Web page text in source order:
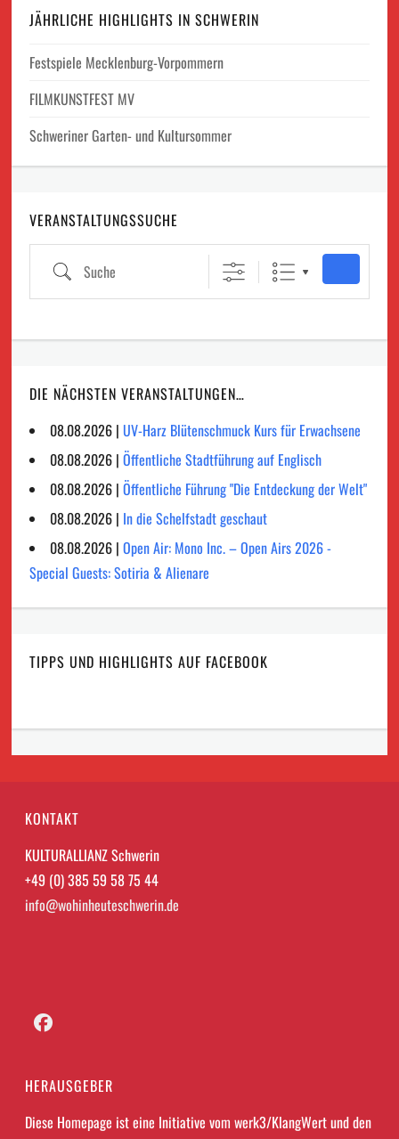
JÄHRLICHE HIGHLIGHTS IN SCHWERIN
Festspiele Mecklenburg-Vorpommern
FILMKUNSTFEST MV
Schweriner Garten- und Kultursommer
VERANSTALTUNGSSUCHE
Suche
DIE NÄCHSTEN VERANSTALTUNGEN…
08.08.2026 | UV-Harz Blütenschmuck Kurs für Erwachsene
08.08.2026 |Öffentliche Stadtführung auf Englisch
08.08.2026 |Öffentliche Führung "Die Entdeckung der Welt"
08.08.2026 | In die Schelfstadt geschaut
08.08.2026 |Open Air: Mono Inc. – Open Airs 2026 -
Special Guests: Sotiria & Alienare
TIPPS UND HIGHLIGHTS AUF FACEBOOK
KONTAKT
KULTURALLIANZ Schwerin
+49 (0) 385 59 58 75 44
info@wohinheuteschwerin.de
HERAUSGEBER
Diese Homepage ist eine Initiative vom werk3/KlangWert und den